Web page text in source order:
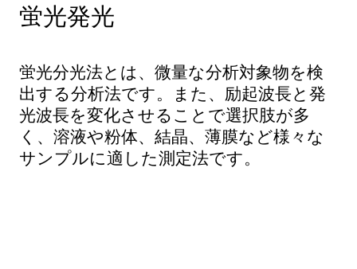
蛍光発光
蛍光分光法とは、微量な分析対象物を検
出する分析法です。また、励起波長と発
光波長を変化させることで選択肢が多
く、溶液や粉体、結晶、薄膜など様々な
サンプルに適した測定法です。